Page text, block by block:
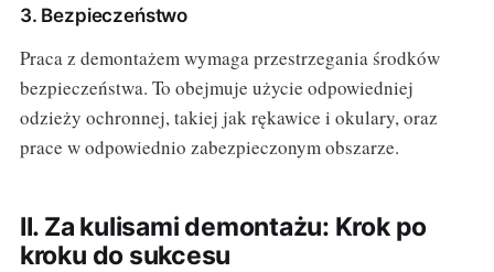
3. Bezpieczeństwo
Praca z demontażem wymaga przestrzegania środków
bezpieczeństwa. To obejmuje użycie odpowiedniej
odzieży ochronnej, takiej jak rękawice i okulary, oraz
prace w odpowiednio zabezpieczonym obszarze.
II. Za kulisami demontażu: Krok po
kroku do sukcesu